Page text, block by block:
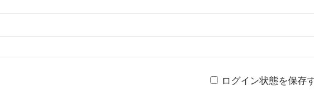
ログイン状態を保存